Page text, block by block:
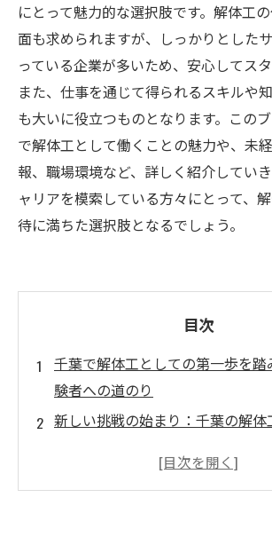
にとって魅力的な選択肢です。解体工
面も求められますが、しっかりとした
っている企業が多いため、安心してスタ
また、仕事を通じて得られるスキルや
も大いに役立つものとなります。この
で解体工として働くことの魅力や、未
報、職場環境など、詳しく紹介してい
ャリアを模索している方々にとって、
待に満ちた選択肢となるでしょう。
目次
千葉で解体工としての第一歩を踏
験者への道のり
新しい挑戦の始まり：千葉の解体
体力と技術を磨く！未経験者歓迎